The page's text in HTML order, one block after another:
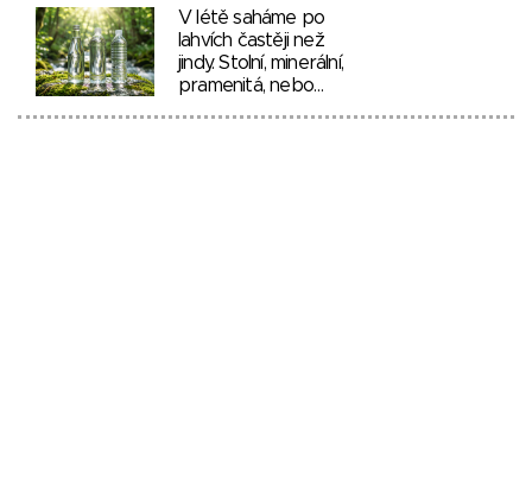
V létě saháme po
lahvích častěji než
jindy. Stolní, minerální,
pramenitá, nebo…